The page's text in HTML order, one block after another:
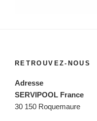
RETROUVEZ-NOUS
Adresse
SERVIPOOL France
30 150 Roquemaure